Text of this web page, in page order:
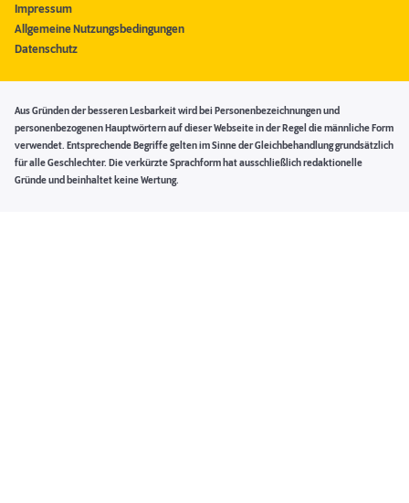
Impressum
Allgemeine Nutzungsbedingungen
Datenschutz
Aus Gründen der besseren Lesbarkeit wird bei Personenbezeichnungen und
personenbezogenen Hauptwörtern auf dieser Webseite in der Regel die männliche Form
verwendet. Entsprechende Begriffe gelten im Sinne der Gleichbehandlung grundsätzlich
für alle Geschlechter. Die verkürzte Sprachform hat ausschließlich redaktionelle
Gründe und beinhaltet keine Wertung.